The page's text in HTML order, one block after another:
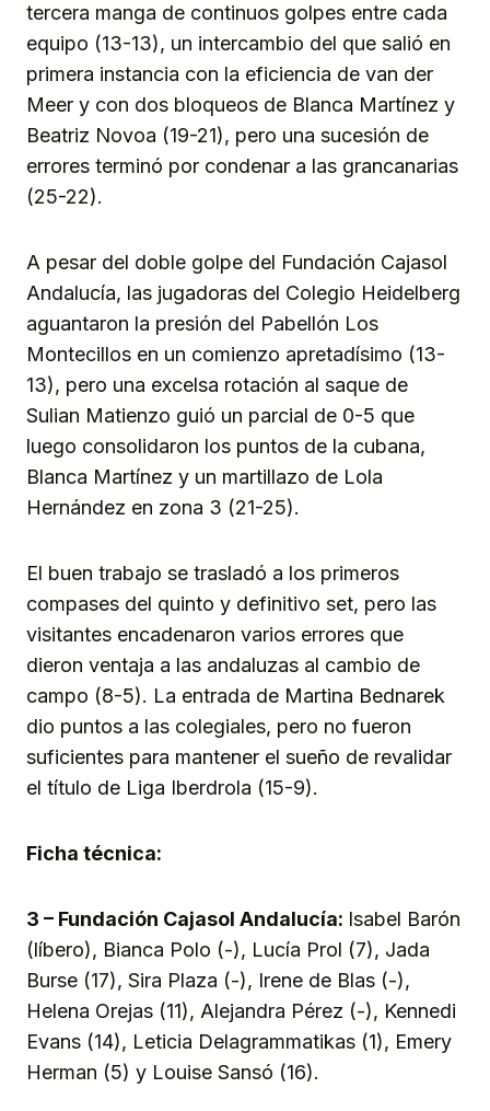
tercera manga de continuos golpes entre cada
equipo (13-13), un intercambio del que salió en
primera instancia con la eficiencia de van der
Meer y con dos bloqueos de Blanca Martínez y
Beatriz Novoa (19-21), pero una sucesión de
errores terminó por condenar a las grancanarias
(25-22).
A pesar del doble golpe del Fundación Cajasol
Andalucía, las jugadoras del Colegio Heidelberg
aguantaron la presión del Pabellón Los
Montecillos en un comienzo apretadísimo (13-
13), pero una excelsa rotación al saque de
Sulian Matienzo guió un parcial de 0-5 que
luego consolidaron los puntos de la cubana,
Blanca Martínez y un martillazo de Lola
Hernández en zona 3 (21-25).
El buen trabajo se trasladó a los primeros
compases del quinto y definitivo set, pero las
visitantes encadenaron varios errores que
dieron ventaja a las andaluzas al cambio de
campo (8-5). La entrada de Martina Bednarek
dio puntos a las colegiales, pero no fueron
suficientes para mantener el sueño de revalidar
el título de Liga Iberdrola (15-9).
Ficha técnica:
3 – Fundación Cajasol Andalucía: Isabel Barón
(líbero), Bianca Polo (-), Lucía Prol (7), Jada
Burse (17), Sira Plaza (-), Irene de Blas (-),
Helena Orejas (11), Alejandra Pérez (-), Kennedi
Evans (14), Leticia Delagrammatikas (1), Emery
Herman (5) y Louise Sansó (16).